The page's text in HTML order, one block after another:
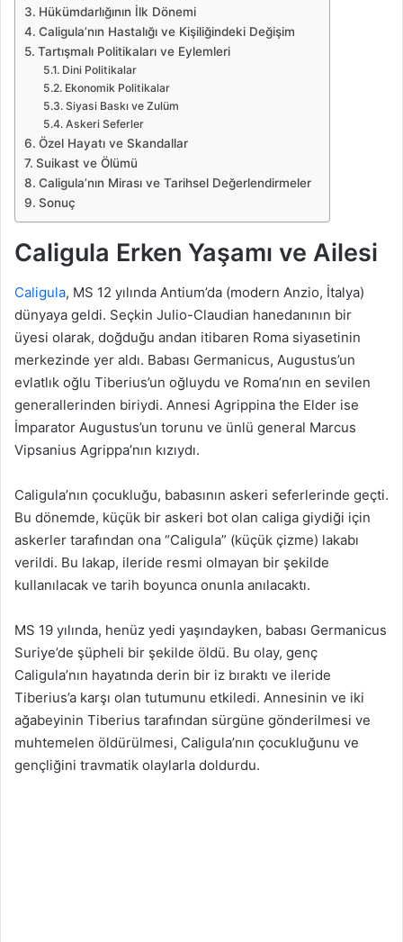
Hükümdarlığının İlk Dönemi
Caligula’nın Hastalığı ve Kişiliğindeki Değişim
Tartışmalı Politikaları ve Eylemleri
Dini Politikalar
Ekonomik Politikalar
Siyasi Baskı ve Zulüm
Askeri Seferler
Özel Hayatı ve Skandallar
Suikast ve Ölümü
Caligula’nın Mirası ve Tarihsel Değerlendirmeler
Sonuç
Caligula Erken Yaşamı ve Ailesi
Caligula, MS 12 yılında Antium’da (modern Anzio, İtalya)
dünyaya geldi. Seçkin Julio-Claudian hanedanının bir
üyesi olarak, doğduğu andan itibaren Roma siyasetinin
merkezinde yer aldı. Babası Germanicus, Augustus’un
evlatlık oğlu Tiberius’un oğluydu ve Roma’nın en sevilen
generallerinden biriydi. Annesi Agrippina the Elder ise
İmparator Augustus’un torunu ve ünlü general Marcus
Vipsanius Agrippa’nın kızıydı.
Caligula’nın çocukluğu, babasının askeri seferlerinde geçti.
Bu dönemde, küçük bir askeri bot olan caliga giydiği için
askerler tarafından ona “Caligula” (küçük çizme) lakabı
verildi. Bu lakap, ileride resmi olmayan bir şekilde
kullanılacak ve tarih boyunca onunla anılacaktı.
MS 19 yılında, henüz yedi yaşındayken, babası Germanicus
Suriye’de şüpheli bir şekilde öldü. Bu olay, genç
Caligula’nın hayatında derin bir iz bıraktı ve ileride
Tiberius’a karşı olan tutumunu etkiledi. Annesinin ve iki
ağabeyinin Tiberius tarafından sürgüne gönderilmesi ve
muhtemelen öldürülmesi, Caligula’nın çocukluğunu ve
gençliğini travmatik olaylarla doldurdu.